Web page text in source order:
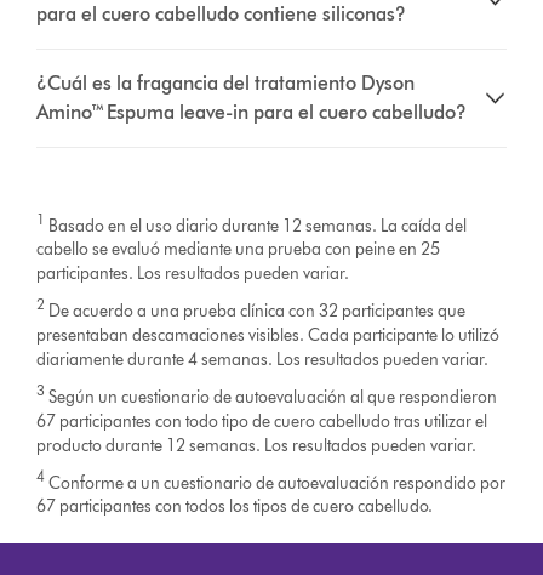
para el cuero cabelludo contiene siliconas?
¿Cuál es la fragancia del tratamiento Dyson
Amino™ Espuma leave-in para el cuero cabelludo?
1 Basado en el uso diario durante 12 semanas. La caída del
cabello se evaluó mediante una prueba con peine en 25
participantes. Los resultados pueden variar.
2 De acuerdo a una prueba clínica con 32 participantes que
presentaban descamaciones visibles. Cada participante lo utilizó
diariamente durante 4 semanas. Los resultados pueden variar.
3 Según un cuestionario de autoevaluación al que respondieron
67 participantes con todo tipo de cuero cabelludo tras utilizar el
producto durante 12 semanas. Los resultados pueden variar.
4 Conforme a un cuestionario de autoevaluación respondido por
67 participantes con todos los tipos de cuero cabelludo.